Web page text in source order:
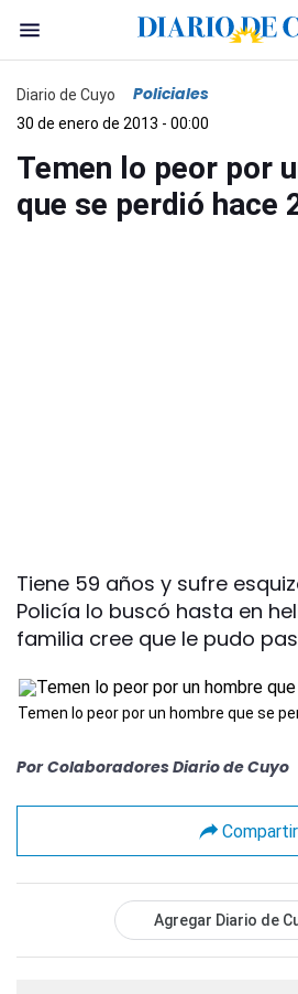
Diario de Cuyo Policiales
30 de enero de 2013 - 00:00
Temen lo peor por
que se perdió hace
Tiene 59 años y sufre
Policía lo buscó hasta en
familia cree que le pudo
Temen lo peor por un hombre que se
Por Colaboradores Diario de Cuyo
Compartir
Agregar Diario de